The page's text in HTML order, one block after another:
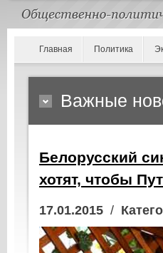
Главная Политика
Важные
Белорусский
хотят, чтобы
17.01.2015 /